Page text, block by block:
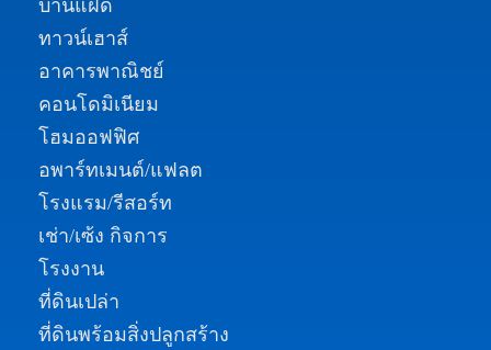
บ้านแฝด
ทาวน์เฮาส์
อาคารพาณิชย์
คอนโดมิเนียม
โฮมออฟฟิศ
อพาร์ทเมนต์/แฟลต
โรงแรม/รีสอร์ท
เช่า/เซ้ง กิจการ
โรงงาน
ที่ดินเปล่า
ที่ดินพร้อมสิ่งปลูกสร้าง